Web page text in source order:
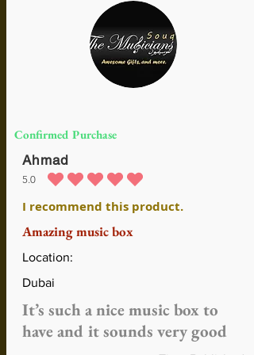
Confirmed Purchase
Ahmad
5.0
la calificación promedio es 5 de 5
I recommend this product.
Amazing music box
Location:
Dubai
It’s such a nice music box to
have and it sounds very good